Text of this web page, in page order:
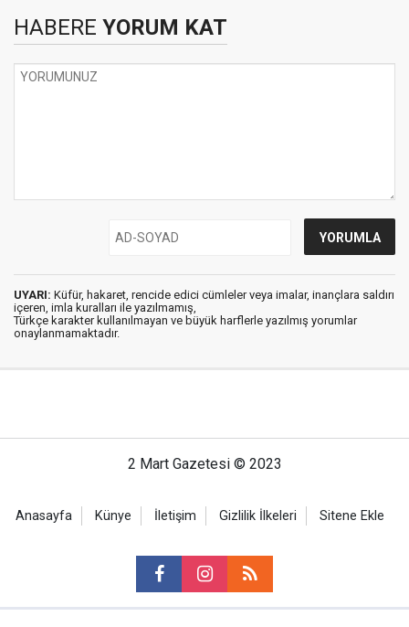
HABERE YORUM KAT
UYARI: Küfür, hakaret, rencide edici cümleler veya imalar, inançlara saldırı
içeren, imla kuralları ile yazılmamış,
Türkçe karakter kullanılmayan ve büyük harflerle yazılmış yorumlar
onaylanmamaktadır.
2 Mart Gazetesi © 2023
Anasayfa Künye İletişim Gizlilik İlkeleri Sitene Ekle